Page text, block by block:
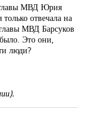
главы МВД Юрия
отвечала на
МВД Барсуков
было. Это они,
люди?